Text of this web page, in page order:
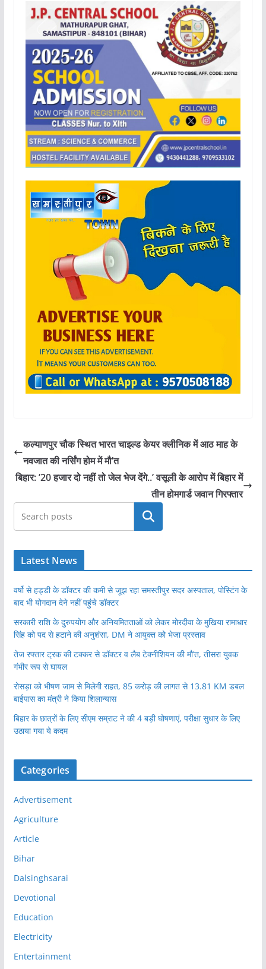
कल्याणपुर चौक स्थित भारत चाइल्ड केयर क्लीनिक में आठ माह के
नवजात की नर्सिंग होम में मौ’त
बिहार: ’20 हजार दो नहीं तो जेल भेज देंगे..’ वसूली के आरोप में बिहार में
तीन होमगार्ड जवान गिरफ्तार
खोजें
Latest News
वर्षो से हड्डी के डॉक्टर की कमी से जूझ रहा समस्तीपुर सदर अस्पताल, पोस्टिंग के
बाद भी योगदान देने नहीं पहुंचे डॉक्टर
सरकारी राशि के दुरुपयोग और अनियमितताओं को लेकर मोरदीवा के मुखिया रामाधार
सिंह को पद से हटाने की अनुशंसा, DM ने आयुक्त को भेजा प्रस्ताव
तेज रफ्तार ट्रक की टक्कर से डॉक्टर व लैब टेक्नीशियन की मौ’त, तीसरा युवक
गंभीर रूप से घायल
रोसड़ा को भीषण जाम से मिलेगी राहत, 85 करोड़ की लागत से 13.81 KM डबल
बाईपास का मंत्री ने किया शिलान्यास
बिहार के छात्रों के लिए सीएम सम्राट ने की 4 बड़ी घोषणाएं, परीक्षा सुधार के लिए
उठाया गया ये कदम
Categories
Advertisement
Agriculture
Article
Bihar
Dalsinghsarai
Devotional
Education
Electricity
Entertainment